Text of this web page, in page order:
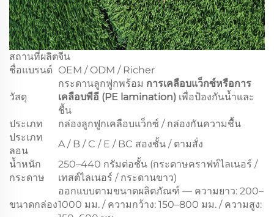
สถานที่ผลิตจีน
ชื่อแบรนด์ OEM / ODM / Richer
วัสดุ
กระดานลูกฟูกพร้อม การเคลือบแว็กซ์หรือการ
เคลือบพีอี (PE lamination) เพื่อป้องกันน้ำและ
ชื้น
ประเภท
กล่องลูกฟูกเคลือบแว็กซ์ / กล่องกันความชื้น
ประเภท
ลอน
A / B / C / E / BC สองชั้น / ตามสั่ง
น้ำหนัก
กระดาษ
250–440 กรัมต่อชั้น (กระดาษคราฟท์ไลเนอร์ /
เทสต์ไลเนอร์ / กระดานขาว)
ขนาดกล่อง
ออกแบบตามขนาดผลิตภัณฑ์ — ความยาว: 200–
1000 มม. / ความกว้าง: 150–800 มม. / ความสูง: